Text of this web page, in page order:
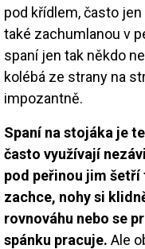
pod křídlem, často
také zachumlanou v
spaní jen tak někdo
kolébá ze strany na
impozantně.
Spaní na stojáka je
často využívají
pod peřinou jim
zachce, nohy si
rovnováhu nebo se
spánku pracuje. Ale